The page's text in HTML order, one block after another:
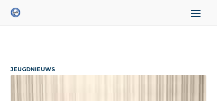
JEUGDNIEUWS